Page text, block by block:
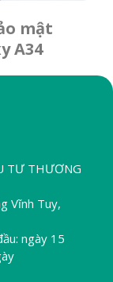
mật
A34
TƯ THƯƠNG
Vĩnh Tuy,
ngày 15